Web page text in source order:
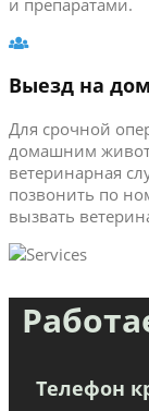
Выезд на дом
Для срочной
домашним
ветеринарная
позвонить по
вызвать
Телефон